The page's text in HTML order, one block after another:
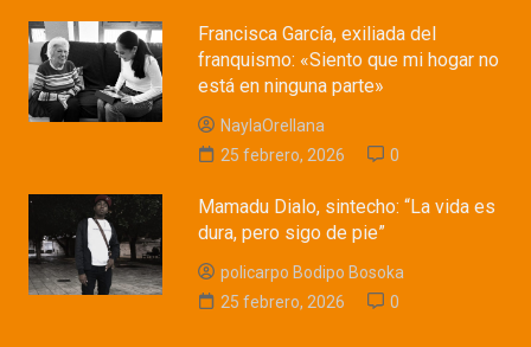
Francisca García, exiliada del
franquismo: «Siento que mi hogar no
está en ninguna parte»
NaylaOrellana
25 febrero, 2026
0
Mamadu Dialo, sintecho: “La vida es
dura, pero sigo de pie”
policarpo Bodipo Bosoka
25 febrero, 2026
0